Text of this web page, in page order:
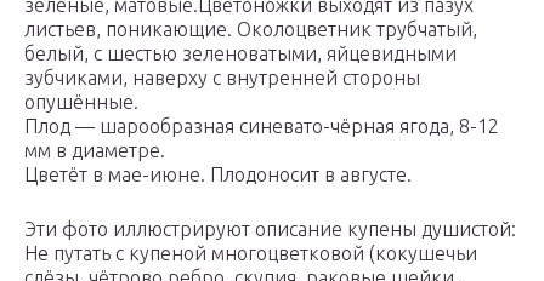
зелёные, матовые.Цветоножки выходят из пазух
листьев, поникающие. Околоцветник трубчатый,
белый, с шестью зеленоватыми, яйцевидными
зубчиками, наверху с внутренней стороны
опушённые.
Плод — шарообразная синевато-чёрная ягода, 8-12
мм в диаметре.
Цветёт в мае-июне. Плодоносит в августе.
Эти фото иллюстрируют описание купены душистой:
Не путать с купеной многоцветковой (кокушечьи